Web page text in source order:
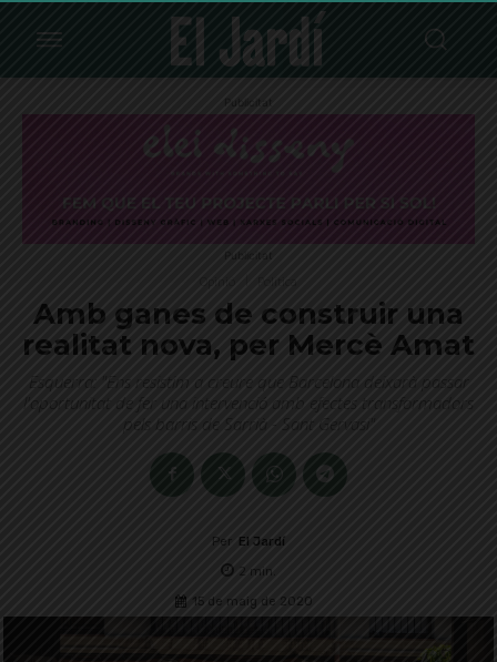
Publicitat
Publicitat
Amb ganes de construir una
realitat nova, per Mercè Amat
Esquerra: "Ens resistim a creure que Barcelona deixarà passar
l'oportunitat de fer una intervenció amb efectes transformadors
pels barris de Sarrià - Sant Gervasi"
Per El Jardí
2 min.
15 de maig de 2020